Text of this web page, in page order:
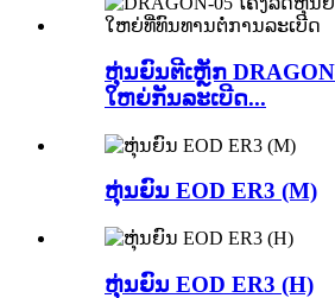
ຫຸ່ນຍົນຕີເຫຼັກ
ໃຫຍ່ກັນລະເບີດ...
ຫຸ່ນຍົນ EOD ER3 (M)
ຫຸ່ນຍົນ EOD ER3 (H)